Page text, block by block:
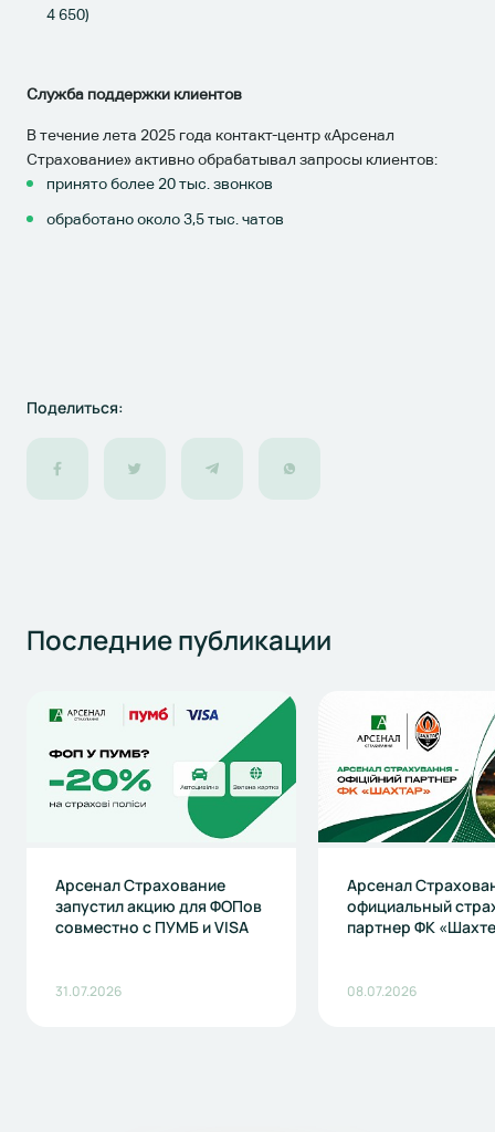
4 650)
Служба поддержки клиентов
В течение лета 2025 года контакт-центр «Арсенал
Страхование» активно обрабатывал запросы клиентов:
принято более 20 тыс. звонков
обработано около 3,5 тыс. чатов
Поделиться:
Последниепубликации
Арсенал Страхование
запустил акцию для ФОПов
совместно с ПУМБ и VISA
31.07.2026
Арсенал
официальный
партнер ФК
08.07.2026